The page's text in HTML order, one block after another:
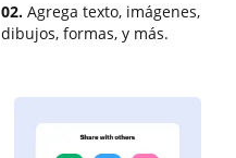
02. Agrega texto, imágenes,
dibujos, formas, y más.